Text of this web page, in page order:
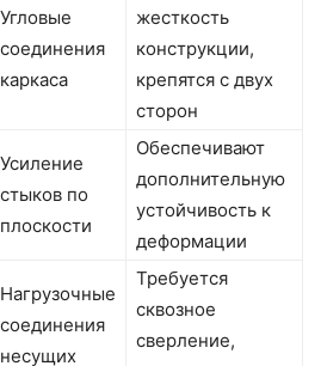
Угловые
соединения
каркаса
жесткость
конструкции,
крепятся с двух
сторон
Усиление
стыков по
плоскости
Обеспечивают
дополнительную
устойчивость к
деформации
Нагрузочные
соединения
несущих
Требуется
сквозное
сверление,